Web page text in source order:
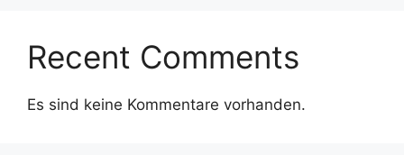
Recent Comments
Es sind keine Kommentare vorhanden.